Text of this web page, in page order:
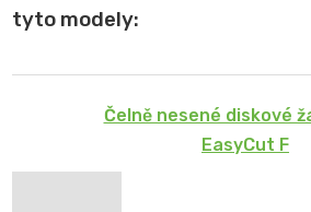
tyto modely:
Čelně nesené diskové
EasyCut F